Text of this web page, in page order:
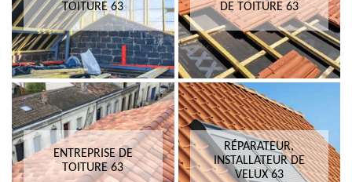
TOITURE 63
DE TOITURE 63
ENTREPRISE DE
TOITURE 63
RÉPARATEUR,
INSTALLATEUR DE
VELUX 63